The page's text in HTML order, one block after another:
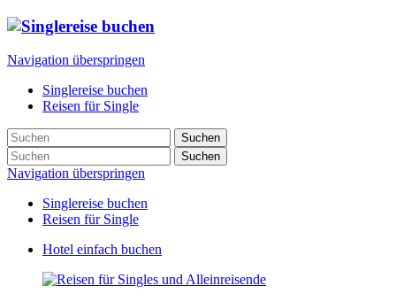
Navigation überspringen
Singlereise buchen
Reisen für Single
Suchen
Suchen
Navigation überspringen
Singlereise buchen
Reisen für Single
Hotel einfach buchen